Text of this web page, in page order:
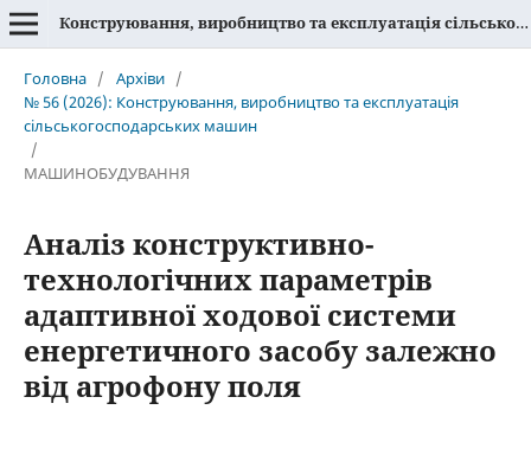
Конструювання, виробництво та експлуатація сільськогосподарських машин
Головна / Архіви /
№ 56 (2026): Конструювання, виробництво та експлуатація
сільськогосподарських машин
/
МАШИНОБУДУВАННЯ
Аналіз конструктивно-
технологічних параметрів
адаптивної ходової системи
енергетичного засобу залежно
від агрофону поля